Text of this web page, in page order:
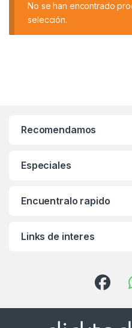
No se han encontrado
selección.
Recomendamos
Especiales
Encuentralo rapido
Links de interes